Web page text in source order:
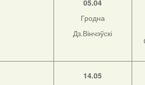
05.04
Гродна
Дз.Вінчэўскі
14.05